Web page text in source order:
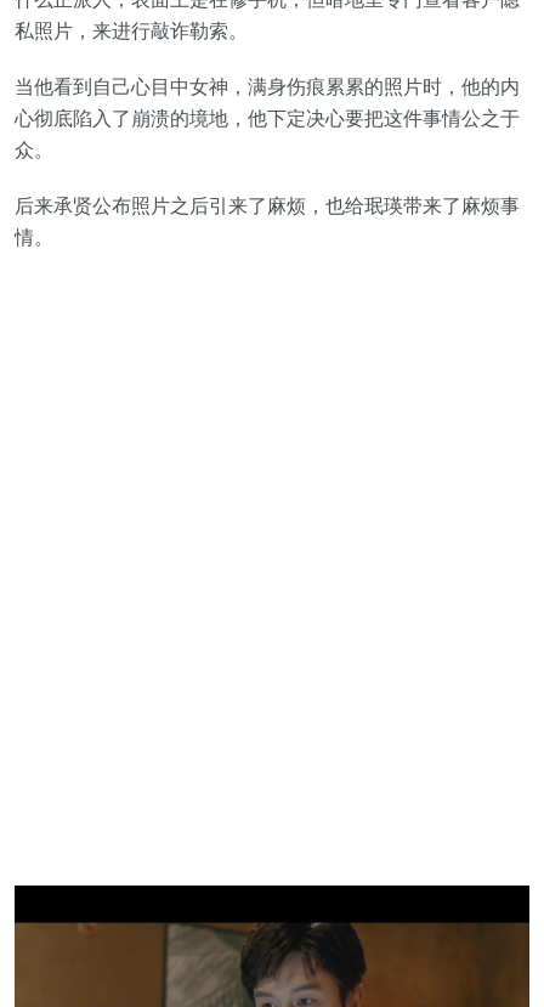
私照片，来进行敲诈勒索。
当他看到自己心目中女神，满身伤痕累累的照片时，他的内
心彻底陷入了崩溃的境地，他下定决心要把这件事情公之于
众。
后来承贤公布照片之后引来了麻烦，也给珉瑛带来了麻烦事
情。